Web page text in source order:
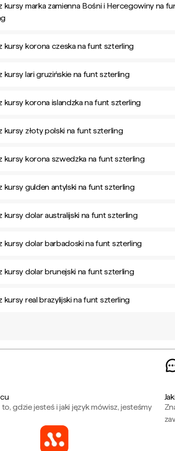
kursy marka zamienna Bośni i Hercegowiny na
kursy korona czeska na funt szterling
kursy lari gruzińskie na funt szterling
kursy korona islandzka na funt szterling
kursy złoty polski na funt szterling
kursy korona szwedzka na funt szterling
kursy gulden antylski na funt szterling
kursy dolar australijski na funt szterling
kursy dolar barbadoski na funt szterling
kursy dolar brunejski na funt szterling
kursy real brazylijski na funt szterling
gdzie jesteś i jaki język mówisz, jesteśmy